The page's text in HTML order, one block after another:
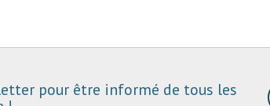
pour être informé de tous les